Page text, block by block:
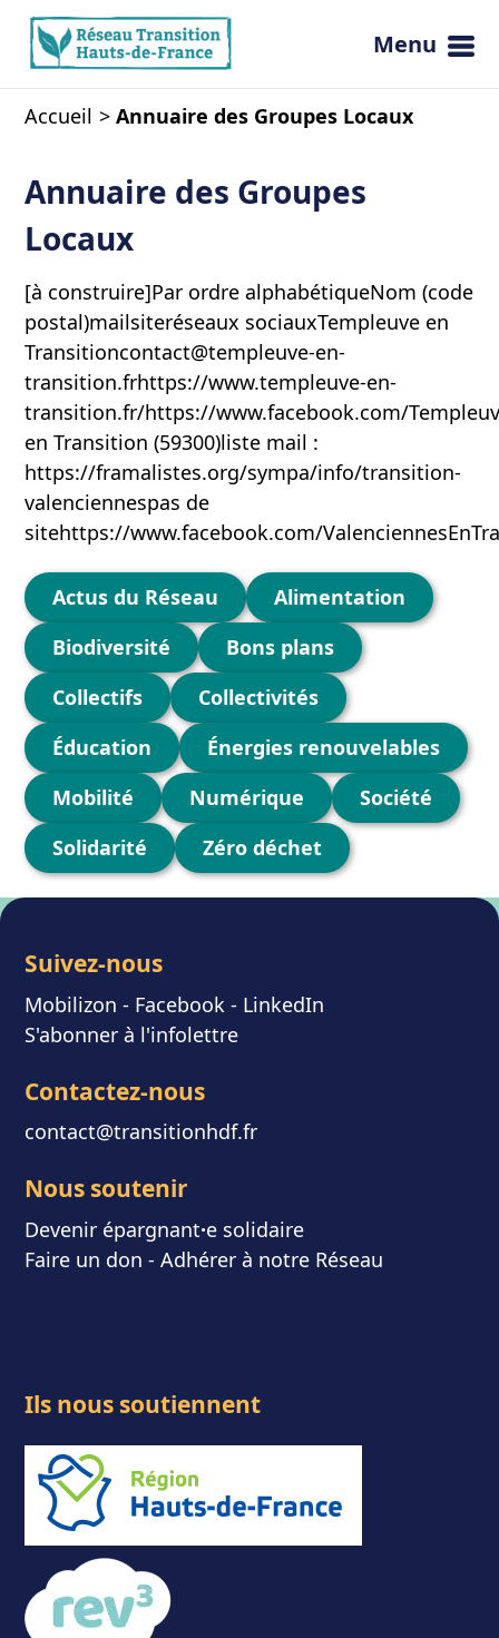
Ouvrir
Menu
Accueil Annuaire des Groupes Locaux
Annuaire des Groupes
Locaux
[à construire]Par ordre alphabétiqueNom (code
postal)mailsiteréseaux sociauxTempleuve en
Transitioncontact@templeuve-en-
transition.frhttps://www.templeuve-en-
transition.fr/https://www.facebook.com/
en Transition (59300)liste mail :
https://framalistes.org/sympa/info/transition-
valenciennespas de
sitehttps://www.facebook.com/
Catégories
Actus du Réseau
Alimentation
Biodiversité
Bons plans
Collectifs
Collectivités
Éducation
Énergies renouvelables
Mobilité
Numérique
Société
Solidarité
Zéro déchet
Suivez-nous
Mobilizon - Facebook - LinkedIn
S'abonner à l'infolettre
Contactez-nous
contact@transitionhdf.fr
Nous soutenir
Devenir épargnant⸱e solidaire
Faire un don - Adhérer à notre Réseau
Ils nous soutiennent